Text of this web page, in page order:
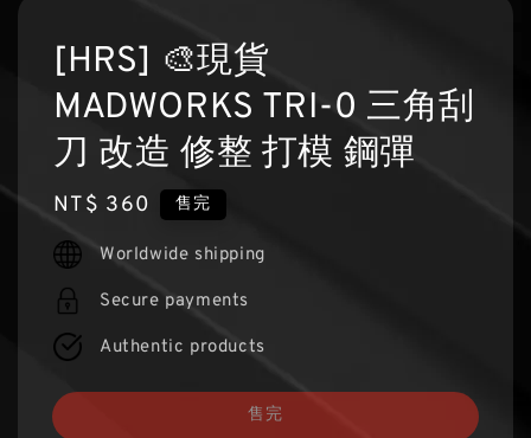
[HRS] 🎨現貨
MADWORKS TRI-0 三角刮
刀 改造 修整 打模 鋼彈
Regular
price
NT$ 360 售完
Worldwide shipping
Secure payments
Authentic products
售完